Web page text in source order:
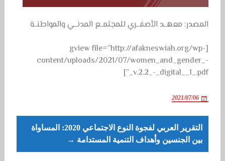
المصدر: معهــد الأصفــري للمجتمــع المدنــي والمواطنــة
[gview file=”http://afakneswiah.org/wp-
content/uploads/2021/07/women_and_gender_-
_v.2.2_-_digital__1_.pdf”]
2021/07/06
Post
navigation
التقرير العربي لفجوة النوع الاجتماعي 2020: المساواة
بين الجنسين وأهداف التنمية المستدامة →